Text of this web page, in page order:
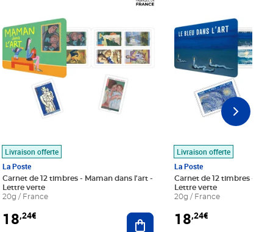
au panier
Livraison offerte
La Poste
Carnet de 12 timbres - Maman dans l'art -
Lettre verte
20g / France
18,24€ Ajouter au panier
Livraison offerte
La Poste
Carnet de 12 timbres - Le
Lettre verte
20g / France
18,24€